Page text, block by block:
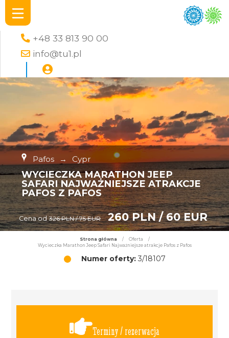
+48 33 813 90 00
info@tu1.pl
Pafos → Cypr
WYCIECZKA MARATHON JEEP
SAFARI NAJWAŻNIEJSZE ATRAKCJE
PAFOS Z PAFOS
Cena od 326 PLN / 75 EUR 260 PLN / 60 EUR
Strona główna / Oferta
/
Wycieczka Marathon Jeep Safari Najważniejsze atrakcje Pafos z Pafos
Numer oferty:3/18107
Terminy / rezerwacja